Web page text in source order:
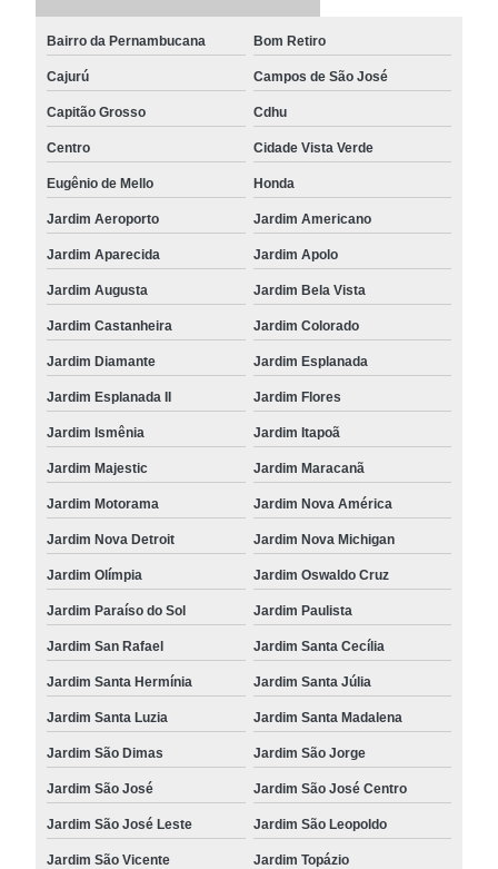
Bairro da Pernambucana Bom Retiro
Cajurú Campos de São José
Capitão Grosso Cdhu
Centro Cidade Vista Verde
Eugênio de Mello Honda
Jardim Aeroporto Jardim Americano
Jardim Aparecida Jardim Apolo
Jardim Augusta Jardim Bela Vista
Jardim Castanheira Jardim Colorado
Jardim Diamante Jardim Esplanada
Jardim Esplanada II Jardim Flores
Jardim Ismênia Jardim Itapoã
Jardim Majestic Jardim Maracanã
Jardim Motorama Jardim Nova América
Jardim Nova Detroit Jardim Nova Michigan
Jardim Olímpia Jardim Oswaldo Cruz
Jardim Paraíso do Sol Jardim Paulista
Jardim San Rafael Jardim Santa Cecília
Jardim Santa Hermínia Jardim Santa Júlia
Jardim Santa Luzia Jardim Santa Madalena
Jardim São Dimas Jardim São Jorge
Jardim São José Jardim São José Centro
Jardim São José Leste Jardim São Leopoldo
Jardim São Vicente Jardim Topázio